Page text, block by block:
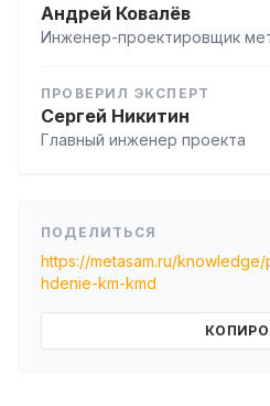
Андрей Ковалёв
Инженер-проектировщик
ПРОВЕРИЛ ЭКСПЕРТ
Сергей Никитин
Главный инженер проекта
ПОДЕЛИТЬСЯ
https://metasam.ru/
hdenie-km-kmd